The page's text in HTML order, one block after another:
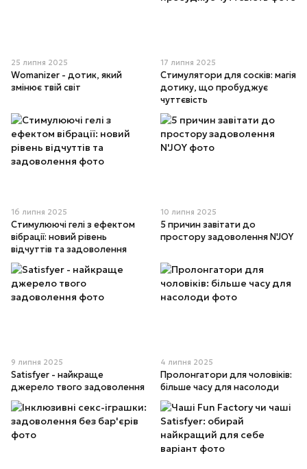
25 липня 2025
Womanizer - дотик, який
змінює твій світ
17 липня 2025
Стимулятори для сосків: магія
дотику, що пробуджує
чуттєвість
16 липня 2025
Стимулюючі гелі з ефектом
вібрації: новий рівень
відчуттів та задоволення
10 липня 2025
5 причин завітати до
простору задоволення N'JOY
9 липня 2025
Satisfyer - найкраще
джерело твого задоволення
4 липня 2025
Пролонгатори для чоловіків:
більше часу для насолоди